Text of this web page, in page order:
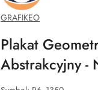
GRAFIKEO
Plakat
Abstrakcyjny -